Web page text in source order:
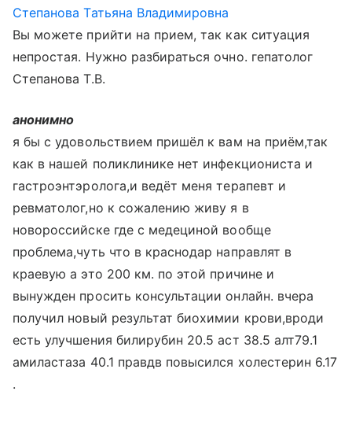
Степанова Татьяна Владимировна
Вы можете прийти на прием, так как ситуация
непростая. Нужно разбираться очно. гепатолог
Степанова Т.В.
анонимно
я бы с удовольствием пришёл к вам на приём,так
как в нашей поликлинике нет инфекциониста и
гастроэнтэролога,и ведёт меня терапевт и
ревматолог,но к сожалению живу я в
новороссийске где с медециной вообще
проблема,чуть что в краснодар направлят в
краевую а это 200 км. по этой причине и
вынужден просить консультации онлайн. вчера
получил новый результат биохимии крови,вроди
есть улучшения билирубин 20.5 аст 38.5 алт79.1
амиластаза 40.1 правдв повысился холестерин 6.17
.